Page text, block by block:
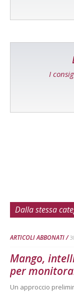
I
Dalla stessa
ARTICOLI ABBONATI
Mango,
per
Un approccio